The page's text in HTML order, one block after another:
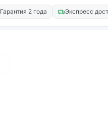
Гарантия 2 года Экспресс